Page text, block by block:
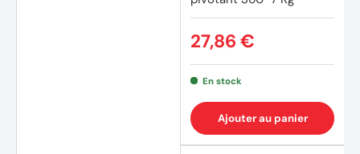
27,86 €
En stock
Ajouter au panier